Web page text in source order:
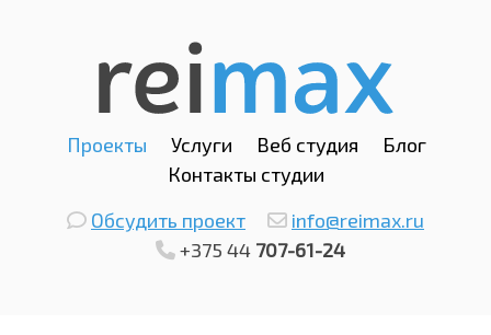
Проекты Услуги Веб студия
Блог
Контакты студии
Обсудить проект
info@reimax.ru
+375 44 707-61-24